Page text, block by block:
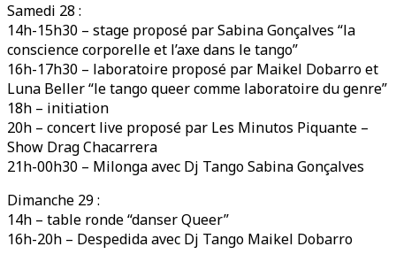
Samedi 28 :
14h-15h30 – stage proposé par Sabina Gonçalves “la
conscience corporelle et l’axe dans le tango”
16h-17h30 – laboratoire proposé par Maikel Dobarro et
Luna Beller “le tango queer comme laboratoire du genre”
18h – initiation
20h – concert live proposé par Les Minutos Piquante –
Show Drag Chacarrera
21h-00h30 – Milonga avec Dj Tango Sabina Gonçalves
Dimanche 29 :
14h – table ronde “danser Queer”
16h-20h – Despedida avec Dj Tango Maikel Dobarro